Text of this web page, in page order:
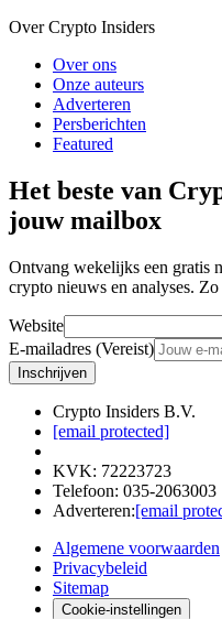
Over Crypto Insiders
Over ons
Onze auteurs
Adverteren
Persberichten
Featured
Het beste van
jouw mailbox
Ontvang wekelijks een gratis
crypto nieuws en analyses.
Website
E-mailadres (Vereist)
Inschrijven
Crypto Insiders B.V.
[email protected]
KVK: 72223723
Telefoon: 035-2063003
Adverteren:[email
Algemene voorwaarden
Privacybeleid
Sitemap
Cookie-instellingen